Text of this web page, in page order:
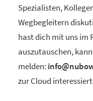
Spezialisten,
Wegbegleitern
hast dich mit uns im
auszutauschen,
melden:
zur Cloud